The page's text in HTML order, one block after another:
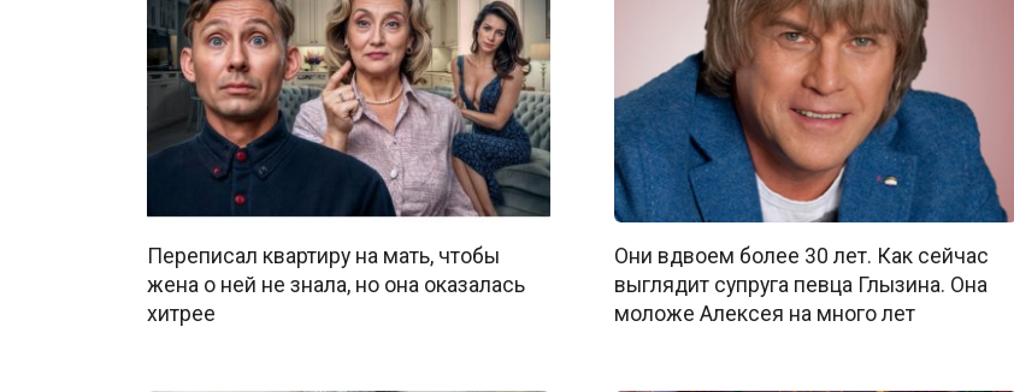
Переписал квартиру на мать, чтобы
жена о ней не знала, но она оказалась
хитрее
Они вдвоем более 30 лет. Как сейчас
выглядит супруга певца Глызина. Она
моложе Алексея на много лет